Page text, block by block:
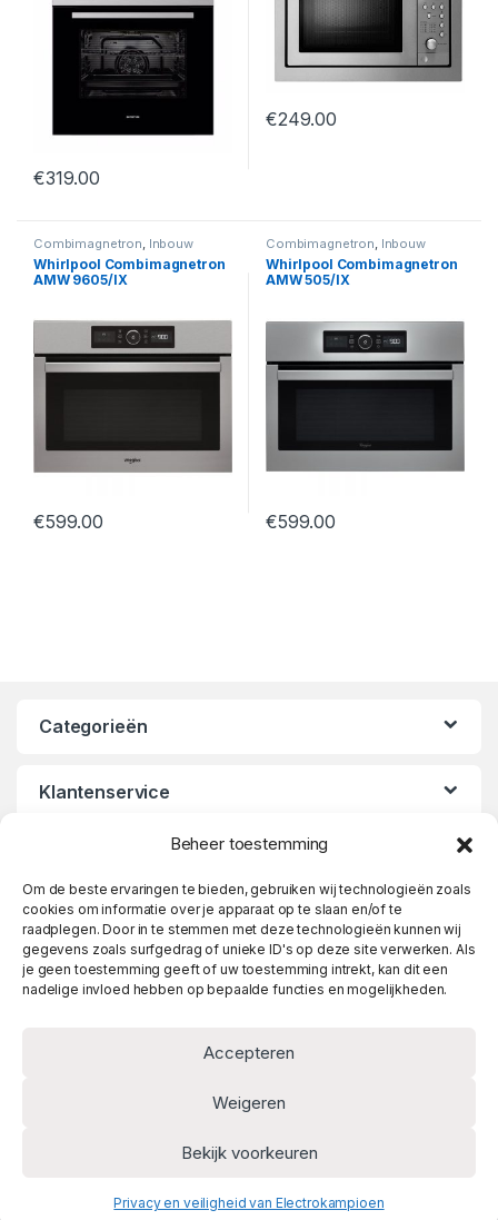
Beheer toestemming
Om de beste ervaringen te bieden, gebruiken wij technologieën zoals
cookies om informatie over je apparaat op te slaan en/of te
raadplegen. Door in te stemmen met deze technologieën kunnen wij
gegevens zoals surfgedrag of unieke ID's op deze site verwerken. Als
je geen toestemming geeft of uw toestemming intrekt, kan dit een
nadelige invloed hebben op bepaalde functies en mogelijkheden.
Accepteren
Weigeren
Bekijk voorkeuren
Privacy en veiligheid van Electrokampioen
€319.00
€249.00
Combimagnetron, Inbouw
Whirlpool Combimagnetron
AMW 9605/IX
€599.00
Combimagnetron, Inbouw
Whirlpool Combimagnetron
AMW 505/IX
€599.00
Categorieën
Klantenservice
Heeft u vragen? Twijfel niet
en bel meteen!
010 737 06 14